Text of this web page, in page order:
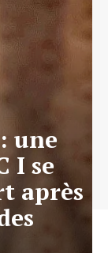
une
I se
après